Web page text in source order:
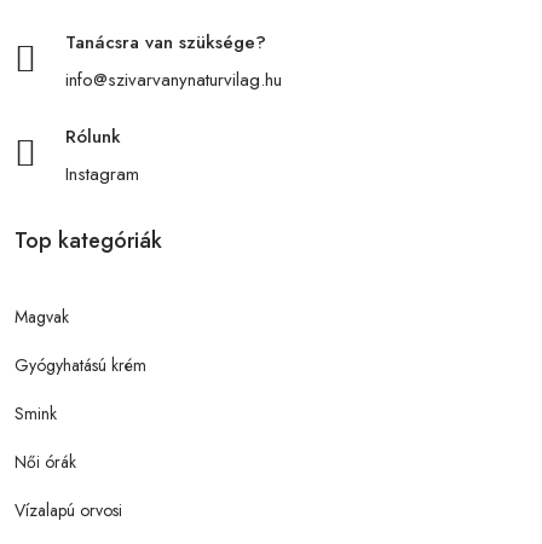
Tanácsra van szüksége?
info@szivarvanynaturvilag.hu
Rólunk
Instagram
Top kategóriák
Magvak
Gyógyhatású krém
Smink
Női órák
Vízalapú orvosi